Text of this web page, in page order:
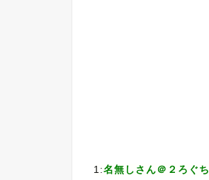
1:名無しさん＠２ろぐ